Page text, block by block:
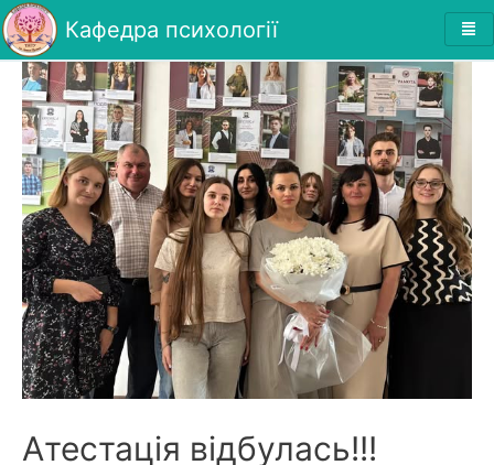
Кафедра психології
Атестація відбулась!!!